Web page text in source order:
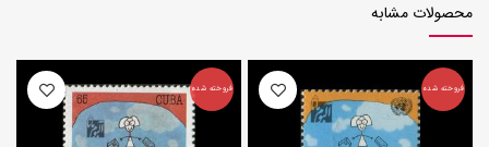
محصولات مشابه
فروخته شده فروخته شده